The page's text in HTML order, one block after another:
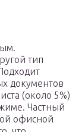
тип
документов
(около 5%)
Частный
офисной